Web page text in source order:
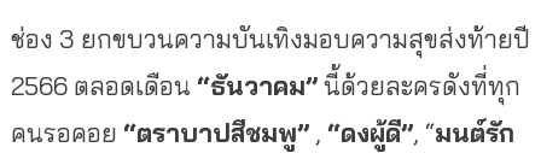
ช่อง 3 ยกขบวนความบันเทิงมอบความสุขส่งท้ายปี
2566 ตลอดเดือน “ธันวาคม”นี้ด้วยละครดังที่ทุก
คนรอคอย “ตราบาปสีชมพู”, “ดงผู้ดี”, “มนต์รัก